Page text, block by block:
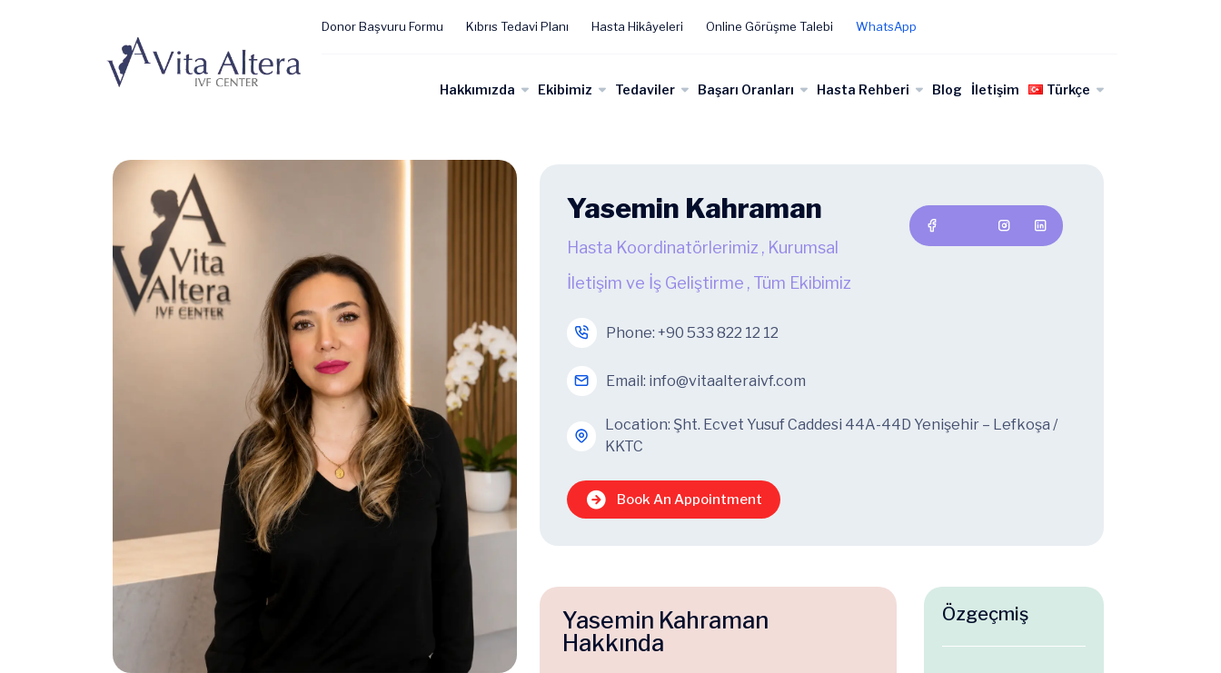
Donor Başvuru Formu Kıbrıs Tedavi Planı Hasta Hikâyeleri Online Görüşme Talebi WhatsApp
Hakkımızda Ekibimiz Tedaviler Başarı Oranları Hasta Rehberi Blog İletişim Türkçe
Yasemin Kahraman
Hasta Koordinatörlerimiz , Kurumsal
İletişim ve İş Geliştirme , Tüm Ekibimiz
Phone: +90 533 822 12 12
Email: info@vitaalteraivf.com
Location: Şht. Ecvet Yusuf Caddesi 44A-44D Yenişehir – Lefkoşa /
KKTC
Book An Appointment
Yasemin Kahraman
Hakkında
Özgeçmiş